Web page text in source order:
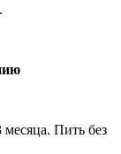
Пить без